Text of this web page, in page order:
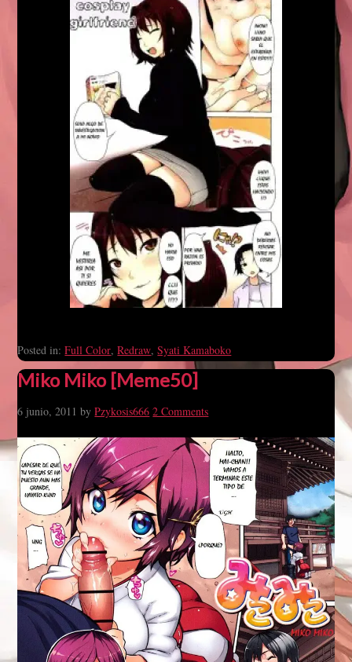
Posted in:Full Color,Redraw,Syati Kamaboko
Miko Miko [Meme50]
6 junio, 2011 byPzykosis666 2 Comments